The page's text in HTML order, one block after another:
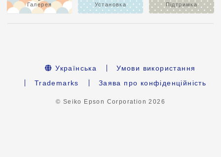
Галерея Установка Підтримка
Українська
Умови використання
Trademarks
Заява про конфіденційність
© Seiko Epson Corporation2026